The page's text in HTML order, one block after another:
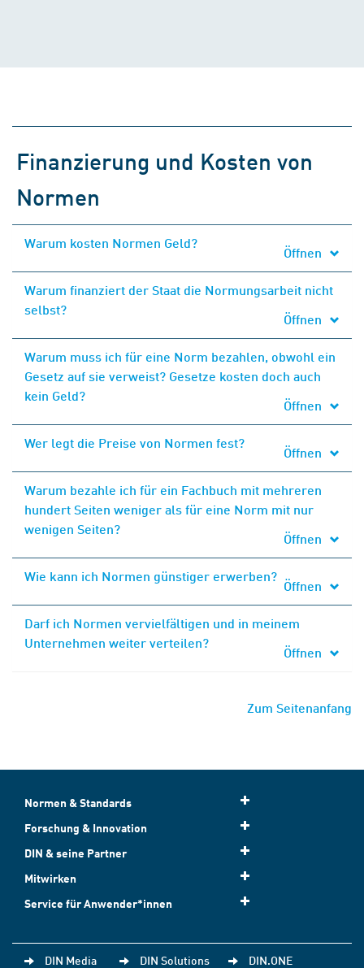
Finanzierung und Kosten von
Normen
Warum kosten Normen Geld?
Öffnen
Warum finanziert der Staat die Normungsarbeit nicht
selbst?
Öffnen
Warum muss ich für eine Norm bezahlen, obwohl ein
Gesetz auf sie verweist? Gesetze kosten doch auch
kein Geld?
Öffnen
Wer legt die Preise von Normen fest?
Öffnen
Warum bezahle ich für ein Fachbuch mit mehreren
hundert Seiten weniger als für eine Norm mit nur
wenigen Seiten?
Öffnen
Wie kann ich Normen günstiger erwerben?
Öffnen
Darf ich Normen vervielfältigen und in meinem
Unternehmen weiter verteilen?
Öffnen
Zum Seitenanfang
Normen & Standards
Forschung & Innovation
DIN & seine Partner
Mitwirken
Service für Anwender*innen
DIN Media DIN Solutions DIN.ONE